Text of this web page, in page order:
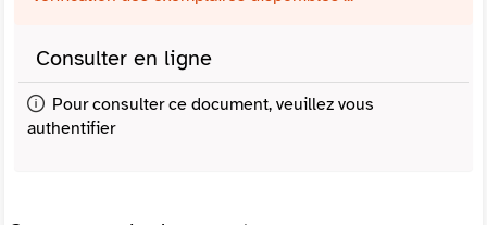
Consulter en ligne
Pour consulter ce document, veuillez vous
authentifier